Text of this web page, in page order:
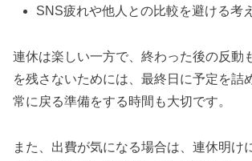
SNS疲れや他人との比較を避ける考
連休は楽しい一方で、終わった後の反動
を残さないためには、最終日に予定を詰
常に戻る準備をする時間も大切です。
また、出費が気になる場合は、連休明け